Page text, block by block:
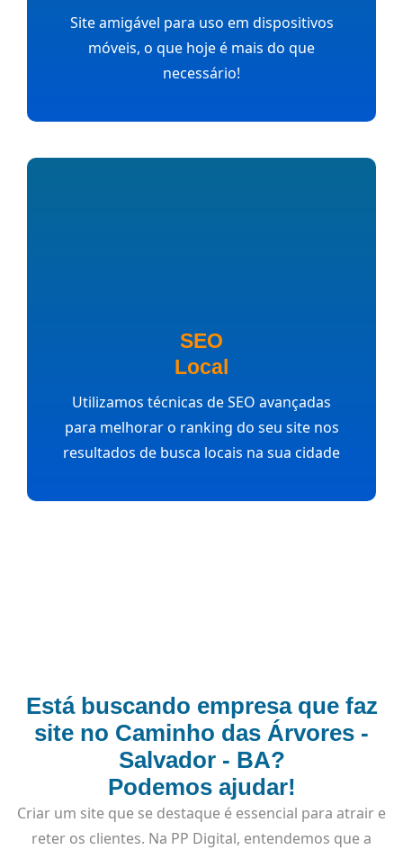
Site amigável para uso em dispositivos
móveis, o que hoje é mais do que
necessário!
SEO
Local
Utilizamos técnicas de SEO avançadas
para melhorar o ranking do seu site nos
resultados de busca locais na sua cidade
Está buscando empresa que faz
site no Caminho das Árvores -
Salvador - BA?
Podemos ajudar!
Criar um site que se destaque é essencial para atrair e
reter os clientes. Na PP Digital, entendemos que a